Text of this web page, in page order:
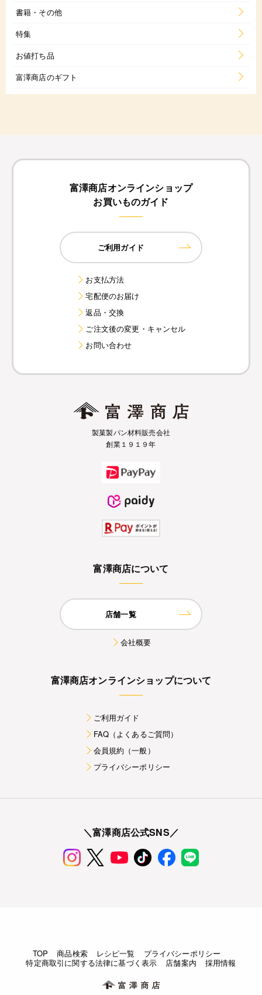
書籍・その他
特集
お値打ち品
富澤商店のギフト
富澤商店オンラインショップ
お買いものガイド
ご利用ガイド
お支払方法
宅配便のお届け
返品・交換
ご注文後の変更・キャンセル
お問い合わせ
製菓製パン材料販売会社
創業１９１９年
富澤商店について
店舗一覧
会社概要
富澤商店オンラインショップについて
ご利用ガイド
FAQ（よくあるご質問）
会員規約（一般）
プライバシーポリシー
＼富澤商店公式SNS／
TOP 商品検索 レシピ一覧
プライバシーポリシー
特定商取引に関する法律に基づく表示
店舗案内 採用情報